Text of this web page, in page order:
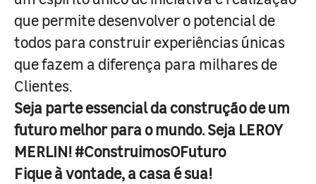
que permite desenvolver o potencial de
todos para construir experiências únicas
que fazem a diferença para milhares de
Clientes.
Seja parte essencial da construção de um
futuro melhor para o mundo. Seja LEROY
MERLIN! #ConstruimosOFuturo
Fique à vontade, a casa é sua!